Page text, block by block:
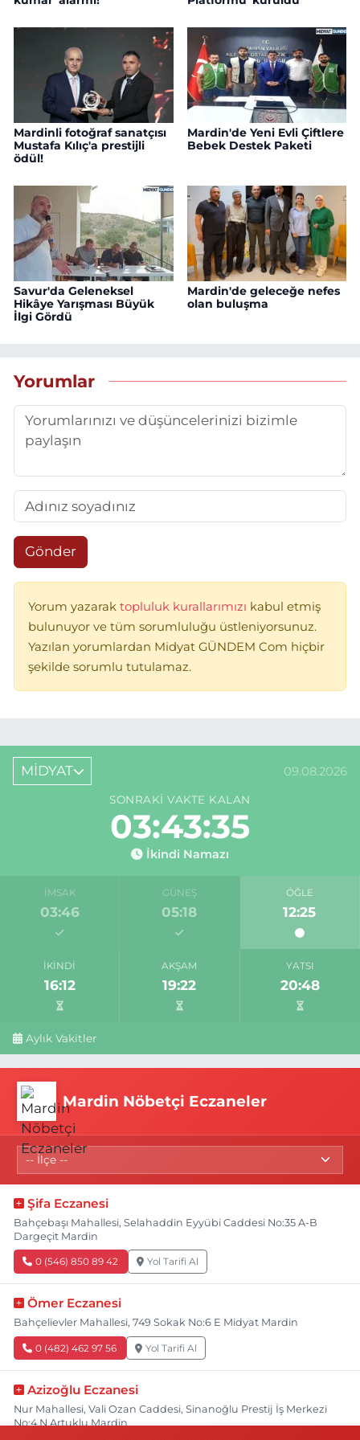
Mardinli fotoğraf sanatçısı
Mustafa Kılıç'a prestijli
ödül!
Mardin'de Yeni Evli Çiftlere
Bebek Destek Paketi
Savur'da Geleneksel
Hikâye Yarışması Büyük
İlgi Gördü
Mardin'de geleceğe nefes
olan buluşma
Yorumlar
Gönder
Yorum yazarak topluluk kurallarımızı kabul etmiş
bulunuyor ve tüm sorumluluğu üstleniyorsunuz.
Yazılan yorumlardan Midyat GÜNDEM Com hiçbir
şekilde sorumlu tutulamaz.
MİDYAT 09.08.2026
SONRAKI VAKTE KALAN
03:43:35
İkindi Namazı
İMSAK
03:46
GÜNEŞ
05:18
ÖĞLE
12:25
İKINDI
16:12
AKŞAM
19:22
YATSI
20:48
Aylık Vakitler
Mardin Nöbetçi Eczaneler
Şifa Eczanesi
Bahçebaşı Mahallesi, Selahaddin Eyyübi Caddesi No:35 A-B
Dargeçit Mardin
0 (546) 850 89 42 Yol Tarifi Al
Ömer Eczanesi
Bahçelievler Mahallesi, 749 Sokak No:6 E Midyat Mardin
0 (482) 462 97 56 Yol Tarifi Al
Azizoğlu Eczanesi
Nur Mahallesi, Vali Ozan Caddesi, Sinanoğlu Prestij İş Merkezi
No:4 N Artuklu Mardin